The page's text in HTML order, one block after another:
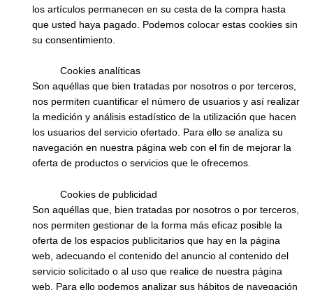
los artículos permanecen en su cesta de la compra hasta
que usted haya pagado. Podemos colocar estas cookies sin
su consentimiento.
Cookies analíticas
Son aquéllas que bien tratadas por nosotros o por terceros,
nos permiten cuantificar el número de usuarios y así realizar
la medición y análisis estadístico de la utilización que hacen
los usuarios del servicio ofertado. Para ello se analiza su
navegación en nuestra página web con el fin de mejorar la
oferta de productos o servicios que le ofrecemos.
Cookies de publicidad
Son aquéllas que, bien tratadas por nosotros o por terceros,
nos permiten gestionar de la forma más eficaz posible la
oferta de los espacios publicitarios que hay en la página
web, adecuando el contenido del anuncio al contenido del
servicio solicitado o al uso que realice de nuestra página
web. Para ello podemos analizar sus hábitos de navegación